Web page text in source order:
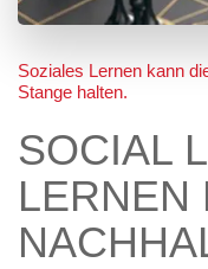
Soziales Lernen kann
Stange halten.
SOCIAL
LERNEN